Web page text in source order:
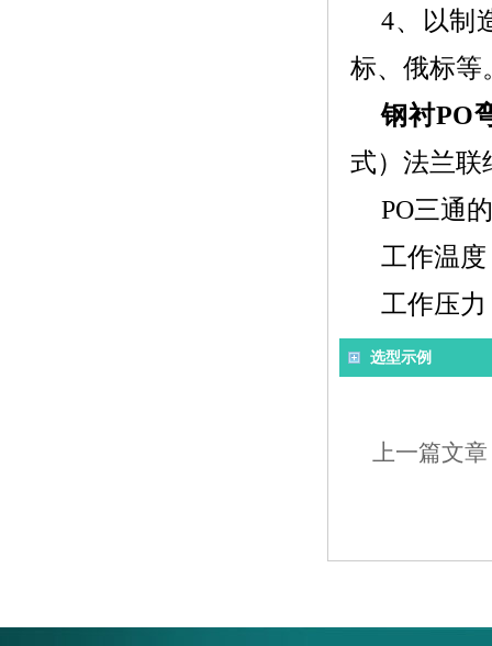
4、以制
标、俄标等
钢衬PO
式）法兰联
PO三通
工作温
工作压力
选型示例
上一篇文